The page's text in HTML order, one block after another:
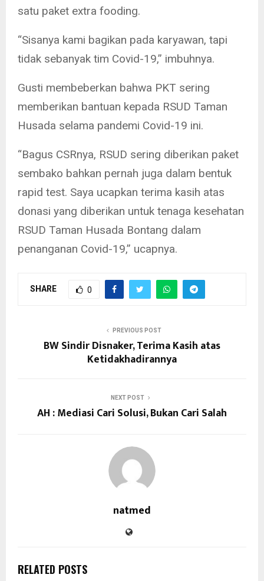
satu paket extra fooding.
“Sisanya kami bagikan pada karyawan, tapi
tidak sebanyak tim Covid-19,” imbuhnya.
Gusti membeberkan bahwa PKT sering
memberikan bantuan kepada RSUD Taman
Husada selama pandemi Covid-19 ini.
“Bagus CSRnya, RSUD sering diberikan paket
sembako bahkan pernah juga dalam bentuk
rapid test. Saya ucapkan terima kasih atas
donasi yang diberikan untuk tenaga kesehatan
RSUD Taman Husada Bontang dalam
penanganan Covid-19,” ucapnya.
SHARE 0
PREVIOUS POST
BW Sindir Disnaker, Terima Kasih atas
Ketidakhadirannya
NEXT POST
AH : Mediasi Cari Solusi, Bukan Cari Salah
natmed
RELATED POSTS